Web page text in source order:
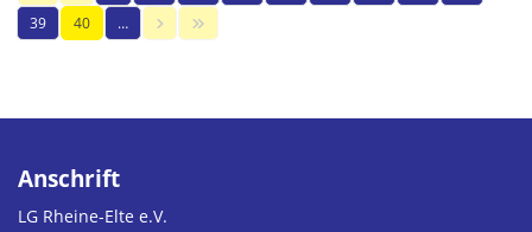
39
40 …
Anschrift
LG Rheine-Elte e.V.